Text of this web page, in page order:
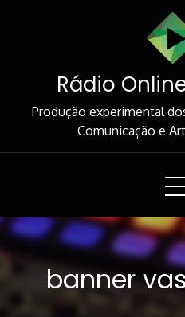
Rádio
Produção experimental
Comunicação e
banner